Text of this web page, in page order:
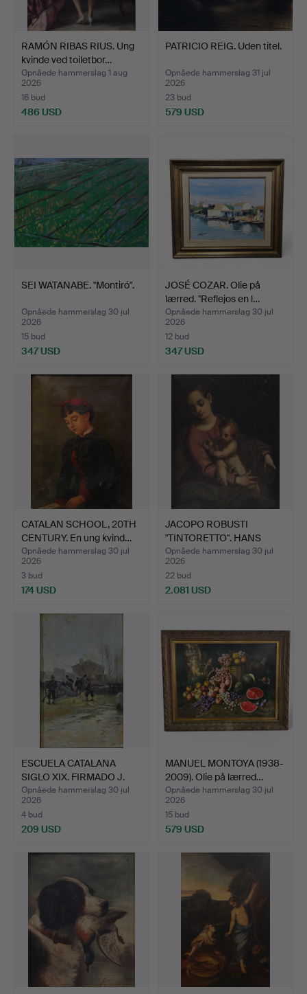
RAMÓN RIBAS RIUS. Ung
kvinde ved toiletbor…
Opnåede hammerslag 1 aug
2026
16 bud
486 USD
PATRICIO REIG. Uden titel.
Opnåede hammerslag 31 jul
2026
23 bud
579 USD
SEI WATANABE. "Montiró".
Opnåede hammerslag 30 jul
2026
15 bud
347 USD
JOSÉ COZAR. Olie på
lærred. "Reflejos en l…
Opnåede hammerslag 30 jul
2026
12 bud
347 USD
CATALAN SCHOOL, 20TH
CENTURY. En ung kvind…
Opnåede hammerslag 30 jul
2026
3 bud
174 USD
JACOPO ROBUSTI
"TINTORETTO". HANS
KREDS. "…
Opnåede hammerslag 30 jul
2026
22 bud
2.081 USD
ESCUELA CATALANA
SIGLO XIX. FIRMADO J.
CUS…
Opnåede hammerslag 30 jul
2026
4 bud
209 USD
MANUEL MONTOYA (1938-
2009). Olie på lærred…
Opnåede hammerslag 30 jul
2026
15 bud
579 USD